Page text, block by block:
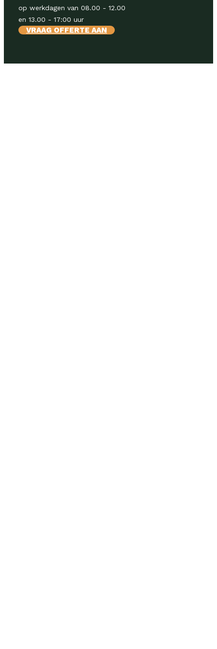
op werkdagen van 08.00 - 12.00
en 13.00 - 17:00 uur
VRAAG OFFERTE AAN